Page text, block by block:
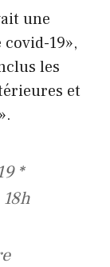
une
19»,
les
et
*